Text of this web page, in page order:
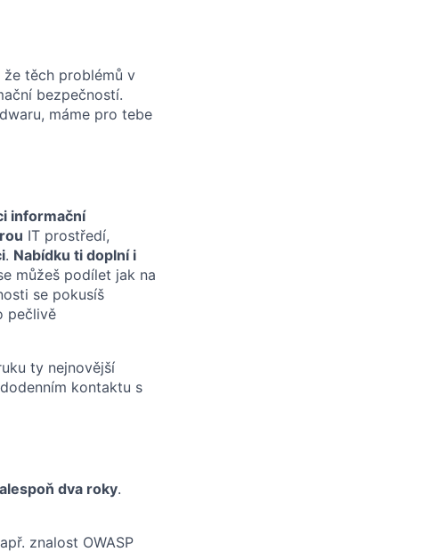
že těch problémů v
bezpečností.
máme pro tebe
informační
IT prostředí,
. Nabídku ti doplní i
můžeš podílet jak na
se pokusíš
pečlivě
ty nejnovější
kontaktu s
dva roky.
znalost OWASP